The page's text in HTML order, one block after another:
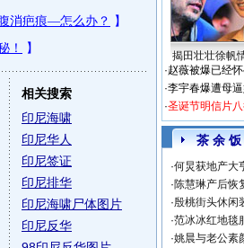
相关搜索
印尼海啸
印尼华人
印尼签证
印尼排华
印尼海啸尸体图片
印尼反华
揭田壮壮徐帆
·赵薇被爆已经
·李宇春爆遭母
·圣诞节明信片
茶 余 饭
·何炅获地产大
·陈慧琳产后恢
·殷桃街头休闲
·范冰冰红地毯
·姚晨与老公素